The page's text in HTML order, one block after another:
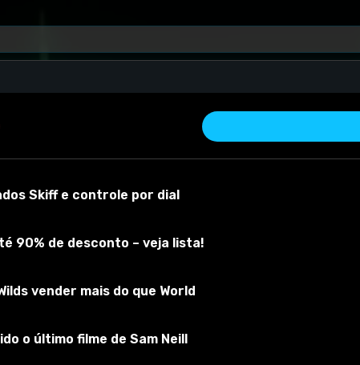
material Versão do mod: 0.9.0 Versão do jogo:
Skiff e controle por dial
90% de desconto – veja lista!
vender mais do que World
o último filme de Sam Neill